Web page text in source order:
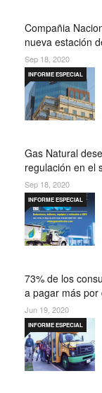
Compañia
nueva estación
Sep 18, 2020
Gas Natural
regulación en el
INFORME ESPECIAL
Sep 18, 2020
73% de los
a pagar más
INFORME ESPECIAL
Jun 19, 2020
INFORME ESPECIAL